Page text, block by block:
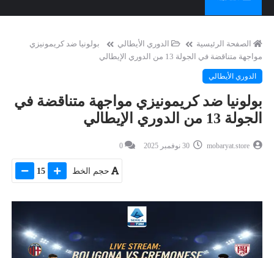
الصفحة الرئيسية الدوري الأيطالي
بولونيا ضد كريمونيزي
مواجهة متناقضة في الجولة 13 من الدوري الإيطالي
الدوري الأيطالي
بولونيا ضد كريمونيزي مواجهة متناقضة في
الجولة 13 من الدوري الإيطالي
mobaryat.store
0
حجم الخط 15